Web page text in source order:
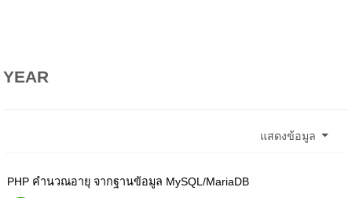
YEAR
แสดงข้อมูล
PHP คำนวณอายุ จากฐานข้อมูล MySQL/MariaDB